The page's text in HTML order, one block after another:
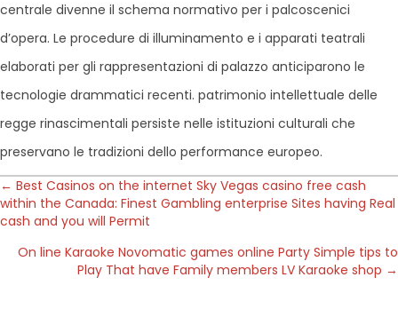
centrale divenne il schema normativo per i palcoscenici
d’opera. Le procedure di illuminamento e i apparati teatrali
elaborati per gli rappresentazioni di palazzo anticiparono le
tecnologie drammatici recenti. patrimonio intellettuale delle
regge rinascimentali persiste nelle istituzioni culturali che
preservano le tradizioni dello performance europeo.
Posts
navigation
← Best Casinos on the internet Sky Vegas casino free cash
within the Canada: Finest Gambling enterprise Sites having Real
cash and you will Permit
On line Karaoke Novomatic games online Party Simple tips to
Play That have Family members LV Karaoke shop →